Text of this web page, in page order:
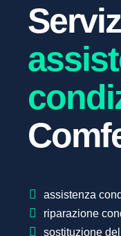
assistenza
riparazione
sostituzione